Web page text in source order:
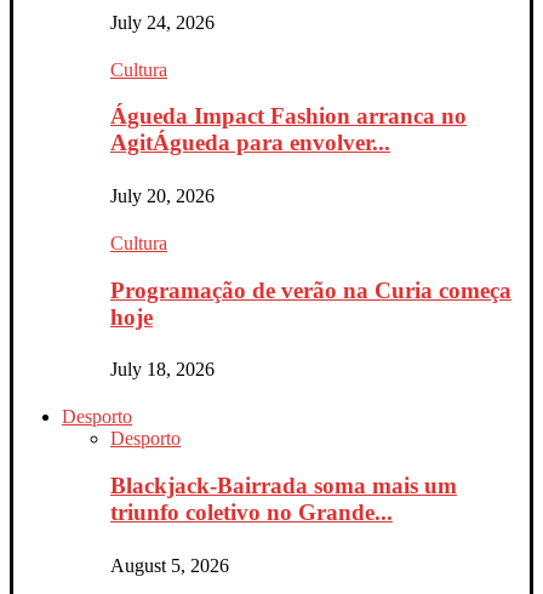
July 24, 2026
Cultura
Águeda Impact Fashion arranca no
AgitÁgueda para envolver...
July 20, 2026
Cultura
Programação de verão na Curia começa
hoje
July 18, 2026
Desporto
Desporto
Blackjack-Bairrada soma mais um
triunfo coletivo no Grande...
August 5, 2026